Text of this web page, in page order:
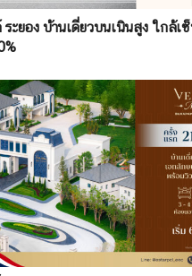
ะยอง บ้านเดี่ยวบนเนินสูง ใกล้เ